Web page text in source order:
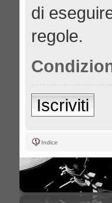
di
regole.
Iscriviti
Indice